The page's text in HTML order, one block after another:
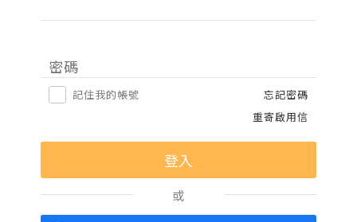
密碼
記住我的帳號
忘記密碼
重寄啟用信
或